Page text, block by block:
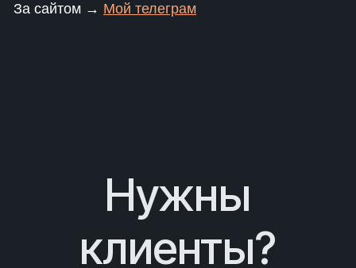
За сайтом → Мой телеграм
Нужны
клиенты?